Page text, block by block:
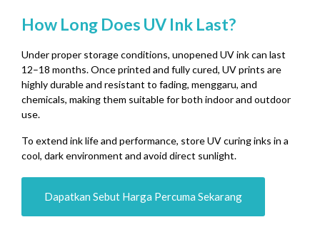
How Long Does UV Ink Last?
Under proper storage conditions, unopened UV ink can last
12–18 months.Once printed and fully cured, UV prints are
highly durable and resistant to fading, menggaru, and
chemicals, making them suitable for both indoor and outdoor
use.
To extend ink life and performance, store UV curing inks in a
cool, dark environment and avoid direct sunlight.
Dapatkan Sebut Harga Percuma Sekarang